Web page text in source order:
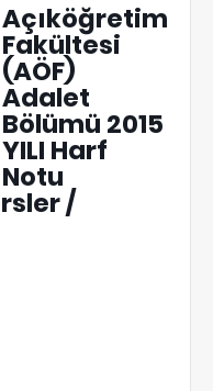
Açıköğretim
Fakültesi
(AÖF)
Adalet
Bölümü 2015
YILI Harf
Notu
/